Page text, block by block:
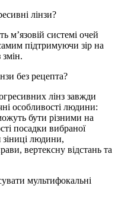
лінзи?
м’язовій системі очей
підтримуючи зір на
змін.
без рецепта?
лінз завжди
особливості людини:
бути різними на
посадки вибраної
зіниці людини,
вертексну відстань та
мультифокальні